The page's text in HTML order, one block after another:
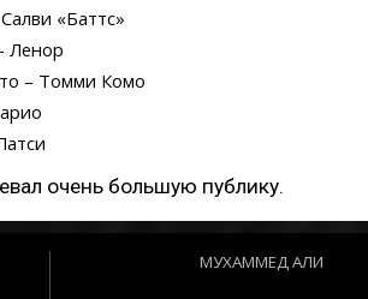
«Баттс»
Ленор
– Томми Комо
очень большую публику.
МУХАММЕД АЛИ